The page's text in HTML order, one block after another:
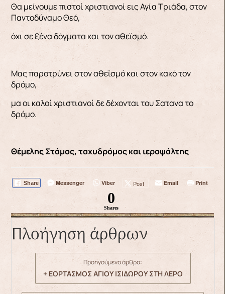
Θα μείνουμε πιστοί χριστιανοί εις Αγία Τριάδα, στον
Παντοδύναμο Θεό,
όχι σε ξένα δόγματα και τον αθεϊσμό.
Μας παροτρύνει στον αθεϊσμό και στον κακό τον
δρόμο,
μα οι καλοί χριστιανοί δε δέχονται του Σατανα το
δρόμο.
Θέμελης Στάμος, ταχυδρόμος και ιεροψάλτης
Share Messenger Viber Post Email Print
0
Shares
Πλοήγηση άρθρων
Προηγούμενο άρθρο:
+ ΕΟΡΤΑΣΜΟΣ ΑΓΙΟΥ ΙΣΙΔΩΡΟΥ ΣΤΗ ΛΕΡΟ